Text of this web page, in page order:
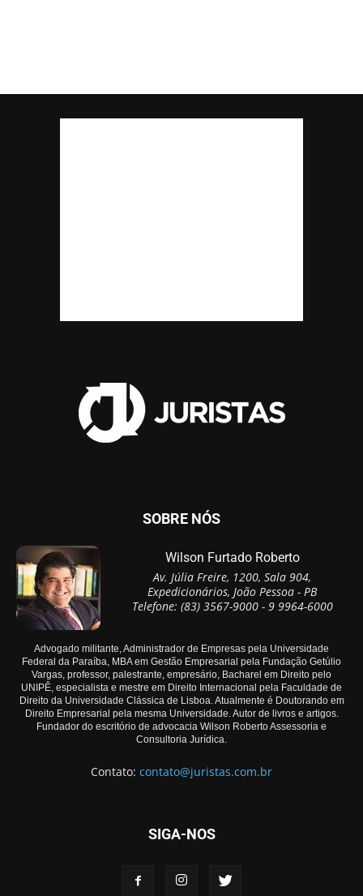
SOBRE NÓS
Wilson Furtado Roberto
Av. Júlia Freire, 1200, Sala 904,
Expedicionários, João Pessoa - PB
Telefone: (83) 3567-9000 - 9 9964-6000
Advogado militante, Administrador de Empresas pela Universidade
Federal da Paraíba, MBA em Gestão Empresarial pela Fundação Getúlio
Vargas, professor, palestrante, empresário, Bacharel em Direito pelo
UNIPÊ, especialista e mestre em Direito Internacional pela Faculdade de
Direito da Universidade Clássica de Lisboa. Atualmente é Doutorando em
Direito Empresarial pela mesma Universidade. Autor de livros e artigos.
Fundador do escritório de advocacia Wilson Roberto Assessoria e
Consultoria Jurídica.
Contato: contato@juristas.com.br
SIGA-NOS